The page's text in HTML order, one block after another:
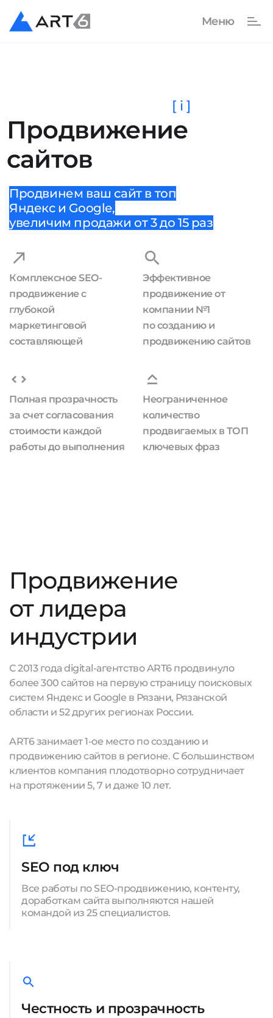
Продвижение
сайтов
[ i ]
Продвинем ваш сайт в топ
Яндекс и Google,
увеличим продажи от 3 до 15 раз
Комплексное SEO-
продвижение с
глубокой
маркетинговой
составляющей
Эффективное
продвижение от
компании №1
по созданию и
продвижению сайтов
Полная прозрачность
за счет согласования
стоимости каждой
работы до выполнения
Неограниченное
количество
продвигаемых в ТОП
ключевых фраз
Продвижение
от лидера
индустрии
С 2013 года digital-агентство ART6 продвинуло
более 300 сайтов на первую страницу поисковых
систем Яндекс и Google в Рязани, Рязанской
области и 52 других регионах России.
ART6 занимает 1-ое место по созданию и
продвижению сайтов в регионе. С большинством
клиентов компания плодотворно сотрудничает
на протяжении 5, 7 и даже 10 лет.
SEO под ключ
Все работы по SEO-продвижению, контенту,
доработкам сайта выполняются нашей
командой из 25 специалистов.
Честность и прозрачность